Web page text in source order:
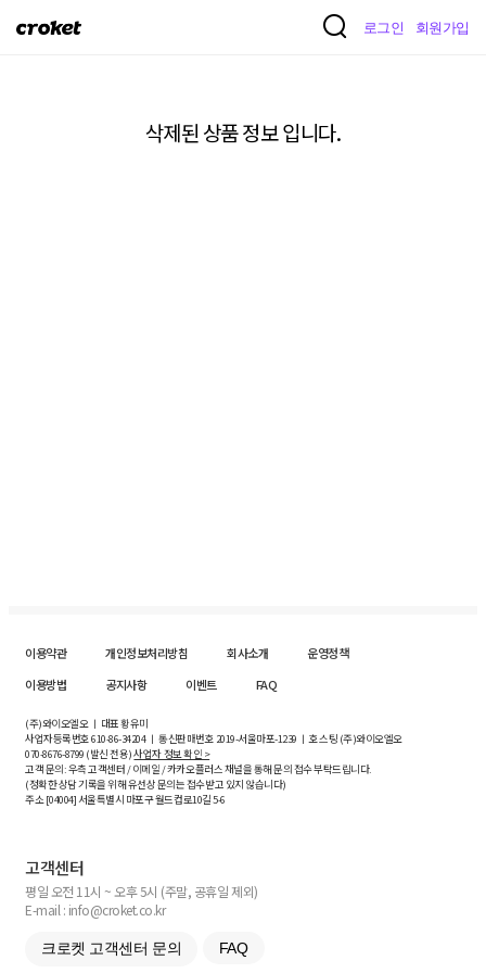
크
로그인 회원가입
삭제된 상품 정보 입니다.
이용약관 개인정보처리방침 회사소개
운영정책
이용방법
공지사항 이벤트 FAQ
(주)와이오엘오 ㅣ 대표 황유미
사업자등록번호610-86-34204ㅣ 통신판매번호 2019-서울마포-1239 ㅣ 호스팅 (주)와이오엘오
070-8676-8799 (발신 전용)사업자 정보 확인 >
고객 문의: 우측 고객센터 / 이메일 / 카카오플러스 채널을 통해 문의 접수 부탁드립니다.
(정확한 상담 기록을 위해 유선상 문의는 접수받고 있지 않습니다)
주소 [04004] 서울특별시 마포구 월드컵로10길5-6
고객센터
평일 오전 11시 ~ 오후 5시 (주말, 공휴일 제외)
E-mail : info@croket.co.kr
크로켓 고객센터 문의 FAQ